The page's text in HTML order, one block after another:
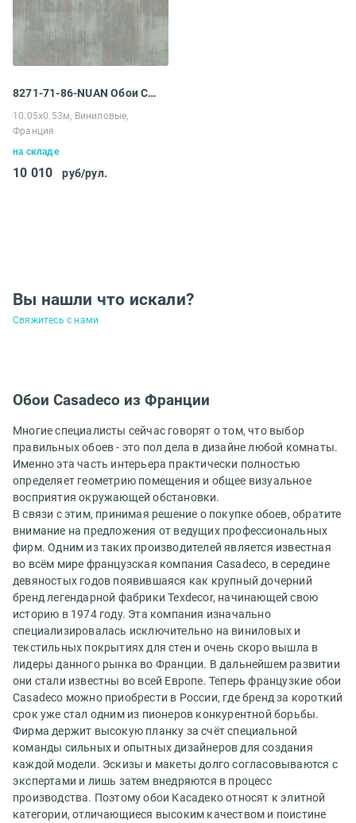
8271-71-86-NUAN Обои Casadeco Nuances
10.05х0.53м, Виниловые,
Франция
на складе
10 010 руб/рул.
Вы нашли что искали?
Свяжитесь с нами
Обои Casadeco из Франции
Многие специалисты сейчас говорят о том, что выбор
правильных обоев - это пол дела в дизайне любой комнаты.
Именно эта часть интерьера практически полностью
определяет геометрию помещения и общее визуальное
восприятия окружающей обстановки.
В связи с этим, принимая решение о покупке обоев, обратите
внимание на предложения от ведущих профессиональных
фирм. Одним из таких производителей является известная
во всём мире французская компания Casadeco, в середине
девяностых годов появившаяся как крупный дочерний
бренд легендарной фабрики Texdecor, начинающей свою
историю в 1974 году. Эта компания изначально
специализировалась исключительно на виниловых и
текстильных покрытиях для стен и очень скоро вышла в
лидеры данного рынка во Франции. В дальнейшем развитии
они стали известны во всей Европе. Теперь французкие обои
Casadeco можно приобрести в России, где бренд за короткий
срок уже стал одним из пионеров конкурентной борьбы.
Фирма держит высокую планку за счёт специальной
команды сильных и опытных дизайнеров для создания
каждой модели. Эскизы и макеты долго согласовываются с
экспертами и лишь затем внедряются в процесс
производства. Поэтому обои Касадеко относят к элитной
категории, отличающиеся высоким качеством и поистине